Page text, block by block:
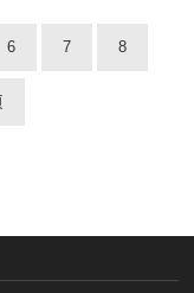
6 7 8